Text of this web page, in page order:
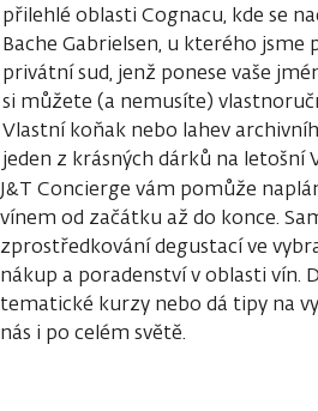
přilehlé oblasti Cognacu, kde se
Bache Gabrielsen, u kterého jsme
privátní sud, jenž ponese vaše
si můžete (a nemusíte)
Vlastní koňak nebo lahev
jeden z krásných dárků na letošní
J&T Concierge vám pomůže
vínem od začátku až do konce.
zprostředkování degustací ve
nákup a poradenství v oblasti vín.
tematické kurzy nebo dá tipy na
nás i po celém světě.